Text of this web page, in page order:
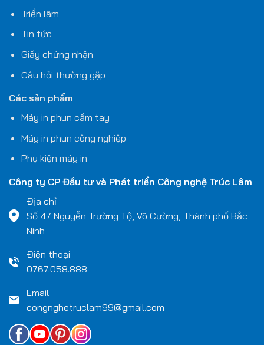
Triển lãm
Tin tức
Giấy chứng nhận
Câu hỏi thường gặp
Các sản phẩm
Máy in phun cầm tay
Máy in phun công nghiệp
Phụ kiện máy in
Công ty CP Đầu tư và Phát triển Công nghệ Trúc Lâm
Địa chỉ
Số 47 Nguyễn Trường Tộ, Võ Cường, Thành phố Bắc
Ninh
Điện thoại
0767.058.888
Email
congnghetruclam99@gmail.com